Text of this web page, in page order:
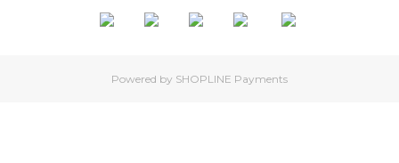
Powered by SHOPLINE Payments